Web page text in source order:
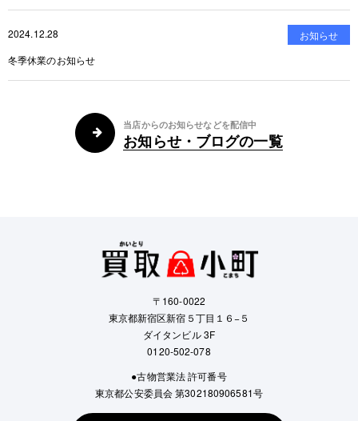
2024.12.28
お知らせ
冬季休業のお知らせ
当店からのお知らせなどを配信中
お知らせ・ブログの一覧
〒160-0022
東京都新宿区新宿５丁目１６−５
ダイタンビル 3F
0120-502-078
●古物営業法 許可番号
東京都公安委員会 第302180906581号